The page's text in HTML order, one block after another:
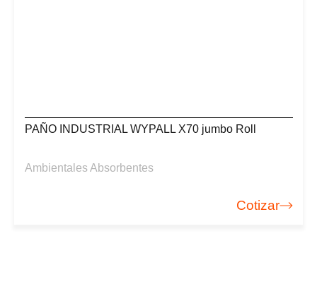
PAÑO INDUSTRIAL WYPALL X70 jumbo Roll
Ambientales Absorbentes
Cotizar